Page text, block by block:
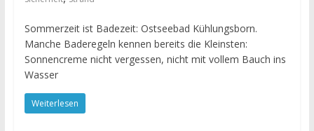
Sommerzeit ist Badezeit: Ostseebad Kühlungsborn.
Manche Baderegeln kennen bereits die Kleinsten:
Sonnencreme nicht vergessen, nicht mit vollem Bauch ins
Wasser
Weiterlesen